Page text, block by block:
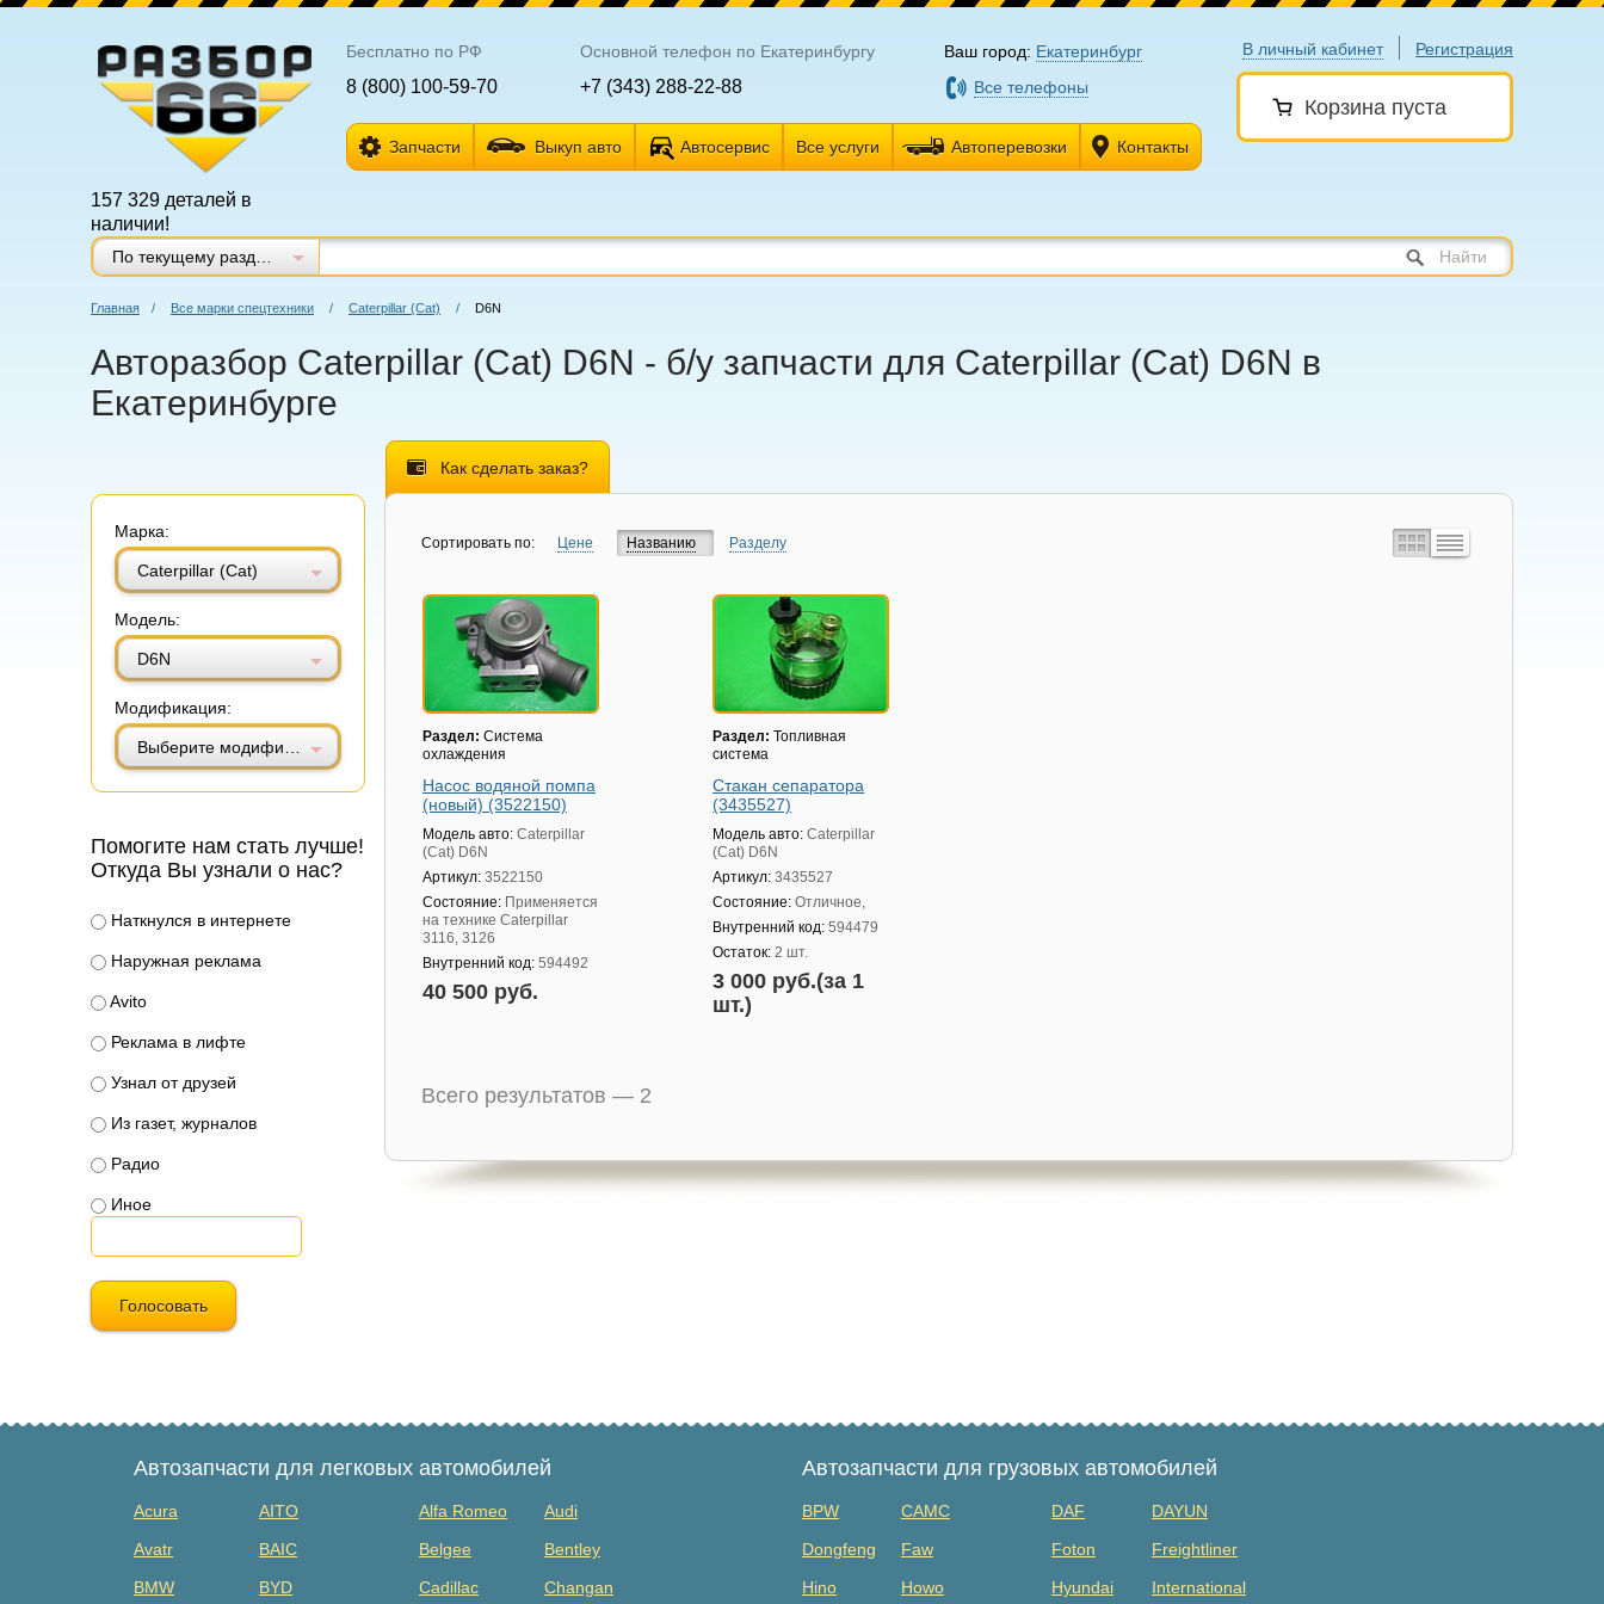
В личный кабинет Регистрация
Корзина пуста
157 329 деталей в
наличии!
Бесплатно по РФ
8 (800) 100-59-70
Основной телефон по Екатеринбургу
+7 (343) 288-22-88
Ваш город: Екатеринбург
Все телефоны
Запчасти Выкуп авто Автосервис Все услуги Автоперевозки Контакты
Найти
Главная / Все марки спецтехники / Caterpillar (Cat) / D6N
Авторазбор Caterpillar (Cat) D6N - б/у запчасти для Caterpillar (Cat) D6N в
Екатеринбурге
Марка:
Caterpillar (Cat)
Модель:
D6N
Модификация:
Помогите нам стать лучше!
Откуда Вы узнали о нас?
Наткнулся в интернете
Наружная реклама
Avito
Реклама в лифте
Узнал от друзей
Из газет, журналов
Радио
Иное
Голосовать
Как сделать заказ?
Сортировать по: Цене Названию Разделу
Раздел: Система
охлаждения
Насос водяной помпа
(новый) (3522150)
Модель авто: Caterpillar
(Cat) D6N
Артикул: 3522150
Состояние: Применяется
на технике Caterpillar
3116, 3126
Внутренний код: 594492
40 500 руб.
Раздел: Топливная
система
Стакан сепаратора
(3435527)
Модель авто:Caterpillar
(Cat) D6N
Артикул:3435527
Состояние:Отличное,
Внутренний код:594479
Остаток:2 шт.
3 000 руб.(за 1
шт.)
Всего результатов — 2
Автозапчасти для легковых автомобилей
Acura AITO Alfa Romeo
Audi
Avatr
BAIC Belgee
Bentley
BMW
BYD Cadillac Changan
Автозапчасти для грузовых автомобилей
BPW CAMC DAF
DAYUN
Dongfeng
Faw Foton
Freightliner
Hino
Howo Hyundai International